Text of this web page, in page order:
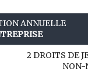
ANNUELLE
2 DROITS DE